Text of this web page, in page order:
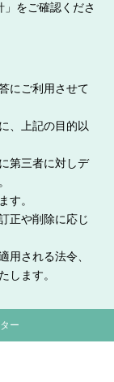
をご確認くださ
にご利用させて
、上記の目的以
第三者に対しデ
す。
正や削除に応じ
用される法令、
します。
ー